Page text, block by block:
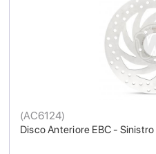
Disco Anteriore EBC - Sinistro
(AC6124)